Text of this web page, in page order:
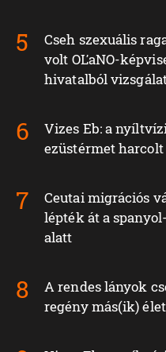
Cseh szexuális
volt OĽaNO-
hivatalból
Vizes Eb: a
ezüstérmet
Ceutai migrációs
lépték át a
alatt
A rendes lányok
regény más(ik)